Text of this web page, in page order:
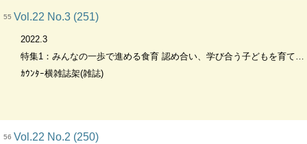
55 Vol.22 No.3 (251)
2022.3
特集1：みんなの一歩で進める食育 認め合い、学び合う子どもを育てる学校の食育 特集2：東京栄養サミット 世界に冠たる日本の学校給食
ｶｳﾝﾀｰ横雑誌架(雑誌)
56 Vol.22 No.2 (250)